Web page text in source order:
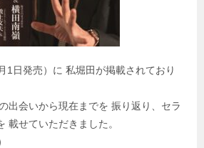
1日発売）に 私堀田が掲載されており
出会いから現在までを 振り返り、セラ
載せていただきました。